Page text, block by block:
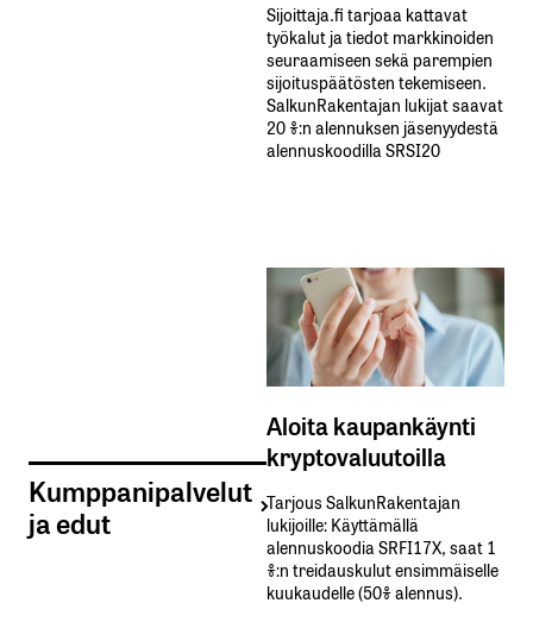
Kumppanipalvelut
ja edut
Sijoittaja.fi tarjoaa kattavat
työkalut ja tiedot markkinoiden
seuraamiseen sekä parempien
sijoituspäätösten tekemiseen.
SalkunRakentajan lukijat saavat
20 %:n alennuksen jäsenyydestä
alennuskoodilla SRSI20
Aloita kaupankäynti
kryptovaluutoilla
Tarjous SalkunRakentajan
lukijoille: Käyttämällä​ ​
alennuskoodia​ ​SRFI17X,​ ​saat​ ​1
%:n treidauskulut​ ​ensimmäiselle​ ​
kuukaudelle​ ​(50%​ ​alennus).